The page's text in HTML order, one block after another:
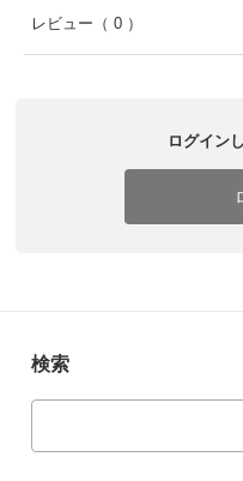
レビュー （ 0 ）
ログイン
検索